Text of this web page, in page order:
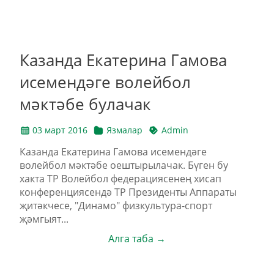
Казанда Екатерина Гамова
исемендәге волейбол
мәктәбе булачак
03 март 2016 Язмалар Admin
Казанда Екатерина Гамова исемендәге
волейбол мәктәбе оештырылачак. Бүген бу
хакта ТР Волейбол федерациясенең хисап
конференциясендә ТР Президенты Аппараты
җитәкчесе, "Динамо" физкультура-спорт
җәмгыят...
Алга таба →